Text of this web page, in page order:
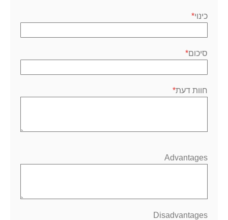
כינוי
סיכום
חוות דעת
Advantages
Disadvantages